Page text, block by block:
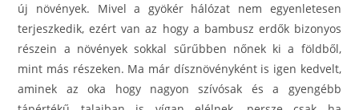
új növények. Mivel a gyökér hálózat nem egyenletesen
terjeszkedik, ezért van az hogy a bambusz erdők bizonyos
részein a növények sokkal sűrűbben nőnek ki a földből,
mint más részeken. Ma már dísznövényként is igen kedvelt,
aminek az oka hogy nagyon szívósak és a gyengébb